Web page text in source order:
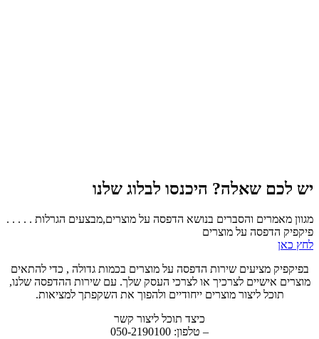
יש לכם שאלה? היכנסו לבלוג שלנו
מגוון מאמרים והסברים בנושא הדפסה על מוצרים,מבצעים הגרלות . . . . .
פיקפיק הדפסה על מוצרים
לחץ כאן
בפיקפיק מציעים שירות הדפסה על מוצרים בכמות גדולה , כדי להתאים
מוצרים אישיים לצרכיך או לצרכי העסק שלך. עם שירות ההדפסה שלנו,
תוכל ליצור מוצרים ייחודיים ולהפוך את השקפתך למציאות.
כיצד תוכל ליצור קשר
– טלפון: 050-2190100